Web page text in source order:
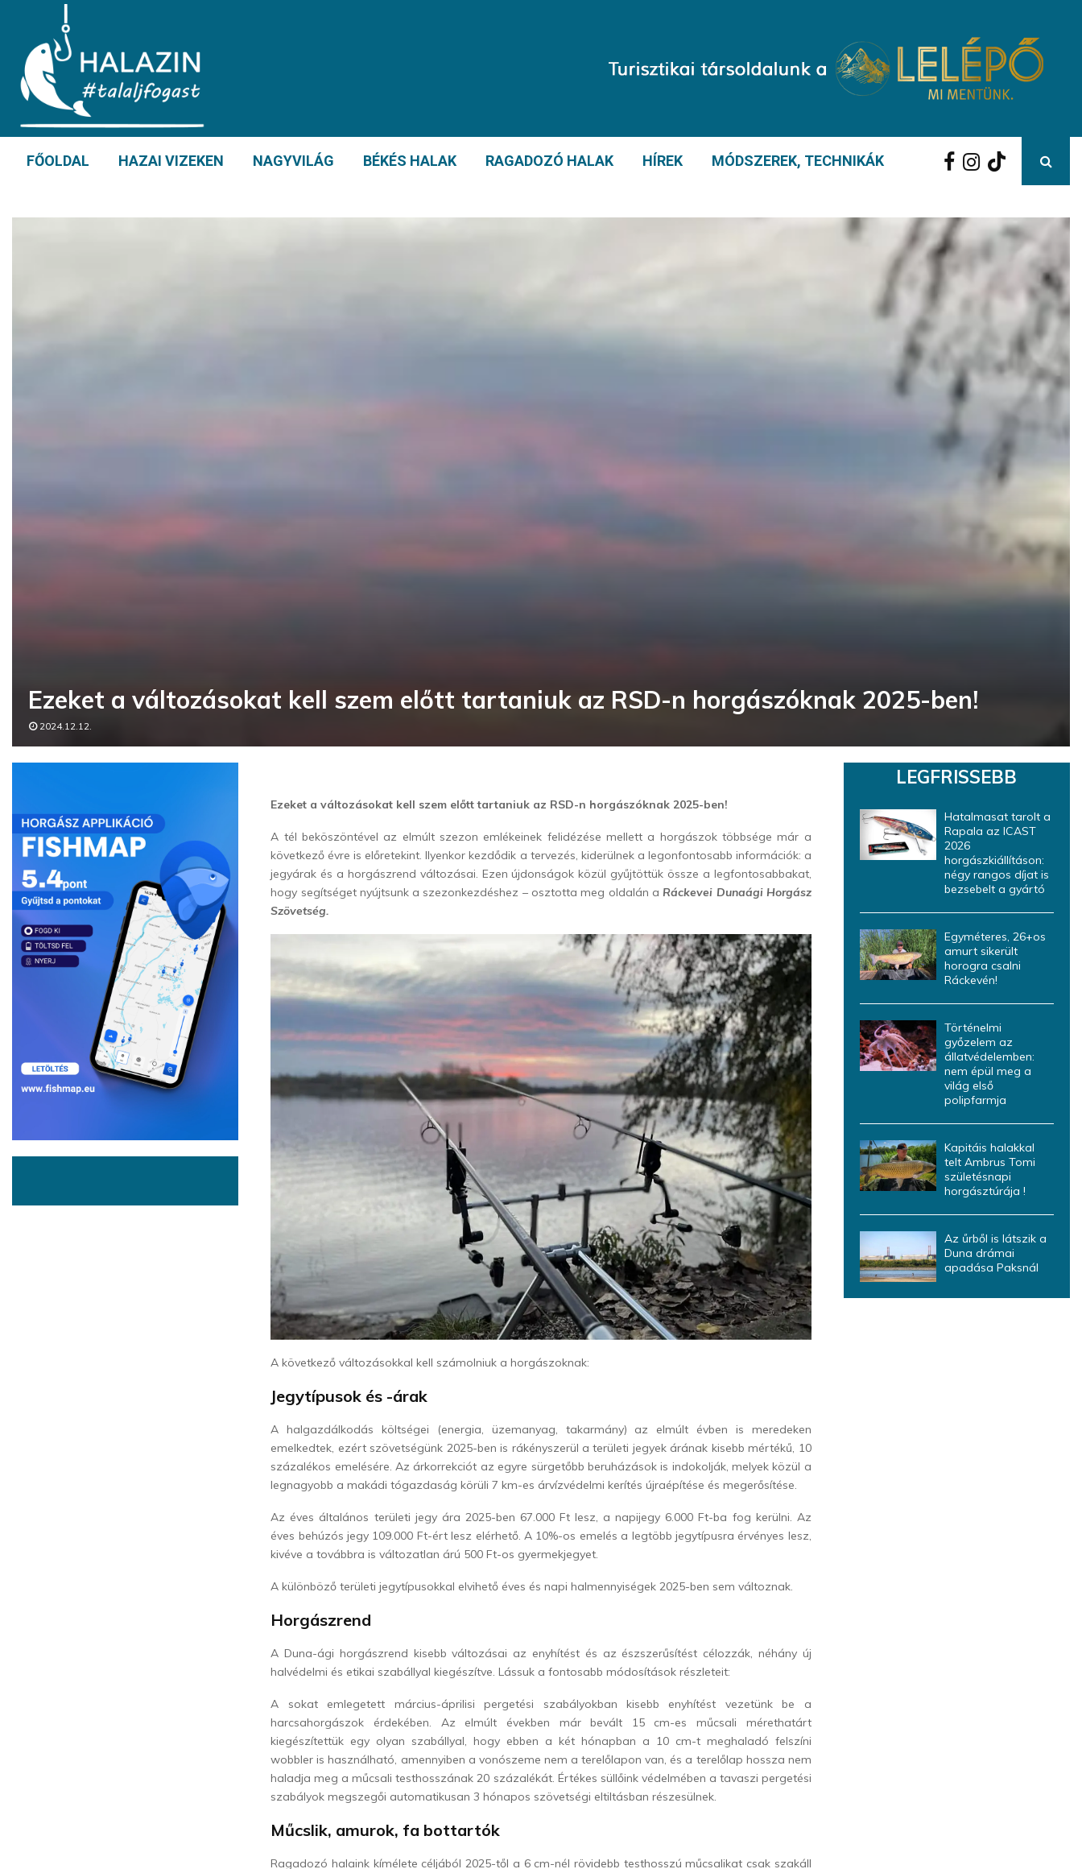
FŐOLDAL HAZAI VIZEKEN NAGYVILÁG BÉKÉS HALAK RAGADOZÓ HALAK HÍREK MÓDSZEREK, TECHNIKÁK
Ezeket a változásokat kell szem előtt tartaniuk az RSD-n horgászóknak 2025-ben!
2024.12.12.
Ezeket a változásokat kell szem előtt tartaniuk az RSD-n horgászóknak 2025-ben!
A tél beköszöntével az elmúlt szezon emlékeinek felidézése mellett a horgászok többsége már a
következő évre is előretekint. Ilyenkor kezdődik a tervezés, kiderülnek a legonfontosabb információk: a
jegyárak és a horgászrend változásai. Ezen újdonságok közül gyűjtöttük össze a legfontosabbakat,
hogy segítséget nyújtsunk a szezonkezdéshez – osztotta meg oldalán a Ráckevei Dunaági Horgász
Szövetség.
A következő változásokkal kell számolniuk a horgászoknak:
Jegytípusok és -árak
A halgazdálkodás költségei (energia, üzemanyag, takarmány) az elmúlt évben is meredeken
emelkedtek, ezért szövetségünk 2025-ben is rákényszerül a területi jegyek árának kisebb mértékű, 10
százalékos emelésére. Az árkorrekciót az egyre sürgetőbb beruházások is indokolják, melyek közül a
legnagyobb a makádi tógazdaság körüli 7 km-es árvízvédelmi kerítés újraépítése és megerősítése.
Az éves általános területi jegy ára 2025-ben 67.000 Ft lesz, a napijegy 6.000 Ft-ba fog kerülni. Az
éves behúzós jegy 109.000 Ft-ért lesz elérhető. A 10%-os emelés a legtöbb jegytípusra érvényes lesz,
kivéve a továbbra is változatlan árú 500 Ft-os gyermekjegyet.
A különböző területi jegytípusokkal elvihető éves és napi halmennyiségek 2025-ben sem változnak.
Horgászrend
A Duna-ági horgászrend kisebb változásai az enyhítést és az észszerűsítést célozzák, néhány új
halvédelmi és etikai szabállyal kiegészítve. Lássuk a fontosabb módosítások részleteit:
A sokat emlegetett március-áprilisi pergetési szabályokban kisebb enyhítést vezetünk be a
harcsahorgászok érdekében. Az elmúlt években már bevált 15 cm-es műcsali mérethatárt
kiegészítettük egy olyan szabállyal, hogy ebben a két hónapban a 10 cm-t meghaladó felszíni
wobbler is használható, amennyiben a vonószeme nem a terelőlapon van, és a terelőlap hossza nem
haladja meg a műcsali testhosszának 20 százalékát. Értékes süllőink védelmében a tavaszi pergetési
szabályok megszegői automatikusan 3 hónapos szövetségi eltiltásban részesülnek.
Műcslik, amurok, fa bottartók
Ragadozó halaink kímélete céljából 2025-től a 6 cm-nél rövidebb testhosszú műcsalikat csak szakáll
LEGFRISSEBB
Hatalmasat tarolt a
Rapala az ICAST
2026
horgászkiállításon:
négy rangos díjat is
bezsebelt a gyártó
Egyméteres, 26+os
amurt sikerült
horogra csalni
Ráckevén!
Történelmi
győzelem az
állatvédelemben:
nem épül meg a
világ első
polipfarmja
Kapitáis halakkal
telt Ambrus Tomi
születésnapi
horgásztúrája !
Az űrből is látszik a
Duna drámai
apadása Paksnál